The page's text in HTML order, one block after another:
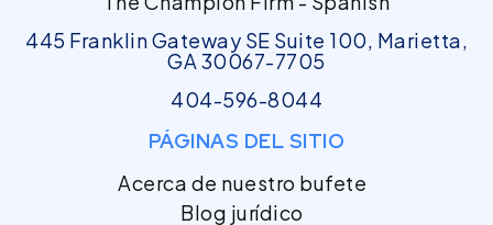
445 Franklin Gateway SE Suite 100, Marietta,
GA 30067-7705
404-596-8044
PÁGINAS DEL SITIO
Acerca de nuestro bufete
Blog jurídico